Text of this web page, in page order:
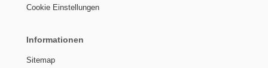
Cookie Einstellungen
Informationen
Sitemap